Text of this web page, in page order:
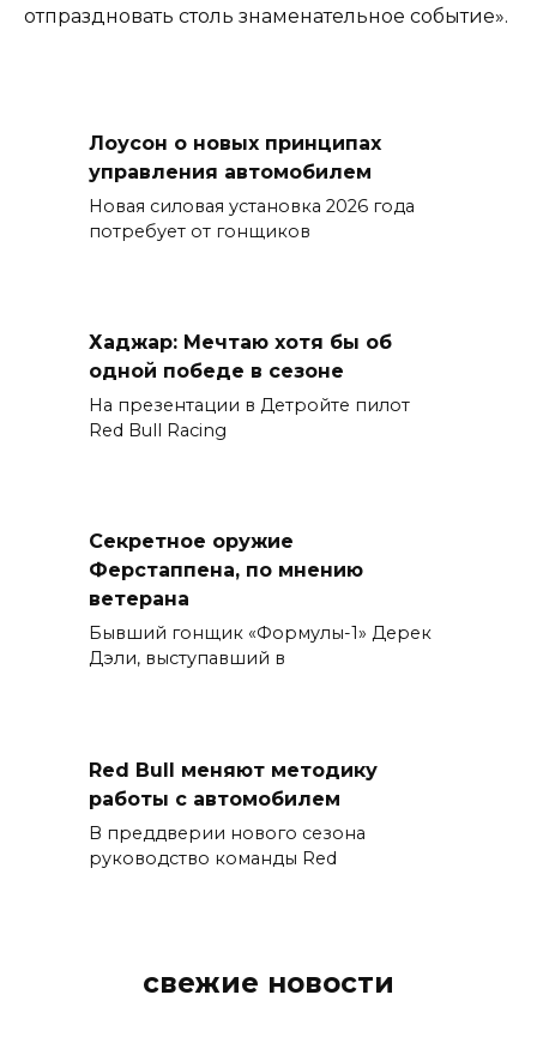
отпраздновать столь знаменательное событие».
Лоусон о новых принципах
управления автомобилем
Новая силовая установка 2026 года
потребует от гонщиков
Хаджар: Мечтаю хотя бы об
одной победе в сезоне
На презентации в Детройте пилот
Red Bull Racing
Секретное оружие
Ферстаппена, по мнению
ветерана
Бывший гонщик «Формулы-1» Дерек
Дэли, выступавший в
Red Bull меняют методику
работы с автомобилем
В преддверии нового сезона
руководство команды Red
свежие новости